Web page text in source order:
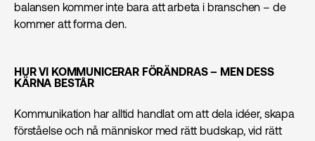
balansen kommer inte bara att arbeta i branschen – de
kommer att forma den.
HUR VI KOMMUNICERAR FÖRÄNDRAS – MEN DESS
KÄRNA BESTÅR
Kommunikation har alltid handlat om att dela idéer, skapa
förståelse och nå människor med rätt budskap, vid rätt